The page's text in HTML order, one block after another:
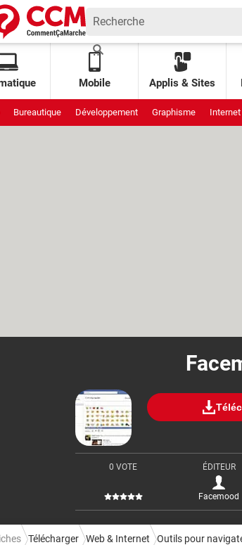
Mobile Applis & Sites
Bureautique Développement Graphisme Internet
0 VOTE ÉDITEUR
Facemood
Télécharger Web & Internet Outils pour